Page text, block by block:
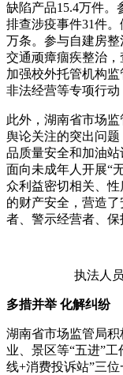
缺陷产品15.4万件。
排查涉疫事件31件
万条。参与自建房
交通顽瘴痼疾整治，
加强校外托管机构
非法经营等专项行动
此外，湖南省市场
舆论关注的突出问
品质量安全和加油站
面向未成年人开展“
众利益密切相关、
的财产安全，营造
者、警示经营者、保
执法人
多措并举 化解纠纷
湖南省市场监管局
业、景区等“五进”
线+消费投诉站”三